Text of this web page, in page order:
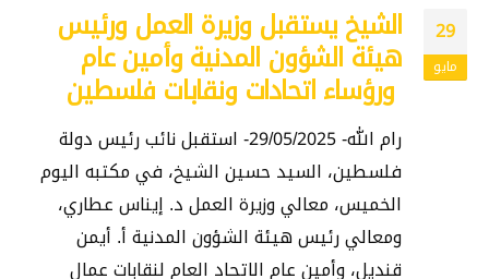
29
مايو
الشيخ يستقبل وزيرة العمل ورئيس
هيئة الشؤون المدنية وأمين عام
ورؤساء اتحادات ونقابات فلسطين
رام الله- 29/05/2025- استقبل نائب رئيس دولة
فلسطين، السيد حسين الشيخ، في مكتبه اليوم
الخميس، معالي وزيرة العمل د. إيناس عطاري،
ومعالي رئيس هيئة الشؤون المدنية أ. أيمن
قنديل، وأمين عام الاتحاد العام لنقابات عمال